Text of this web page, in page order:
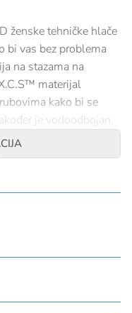
ženske tehničke hlače
bi vas bez problema
na stazama na
materijal
kako bi se
je vodoodbojan.
elementi
- 15% elastan